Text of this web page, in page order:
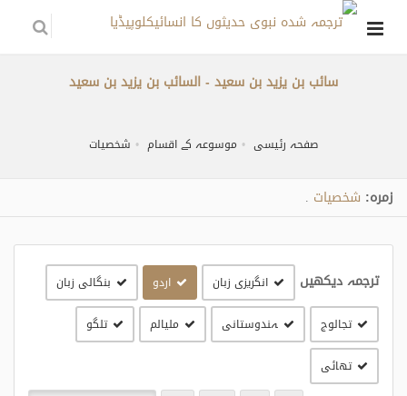
سائب بن یزید بن سعید - السائب بن يزيد بن سعيد
صفحہ رئیسی موسوعہ کے اقسام شخصیات
زمره: شخصیات
ترجمہ دیکھیں انگریزی زبان اردو بنگالی زبان
تجالوج ہندوستانی مليالم تلگو
تھائی